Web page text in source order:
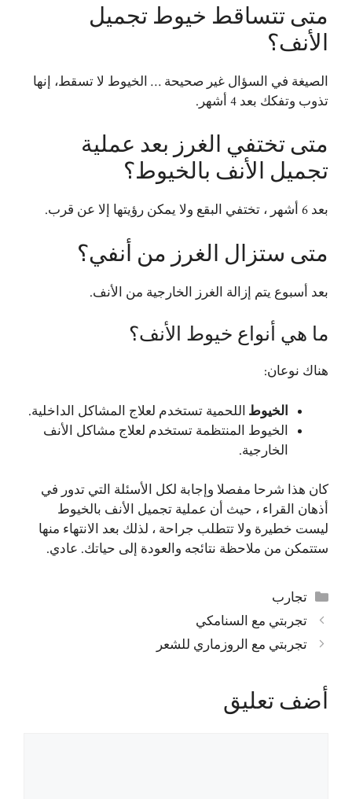
متى تتساقط خيوط تجميل
الأنف؟
الصيغة في السؤال غير صحيحة … الخيوط لا تسقط، إنها
تذوب وتفكك بعد 4 أشهر.
متى تختفي الغرز بعد عملية
تجميل الأنف بالخيوط؟
بعد 6 أشهر ، تختفي البقع ولا يمكن رؤيتها إلا عن قرب.
متى ستزال الغرز من أنفي؟
بعد أسبوع يتم إزالة الغرز الخارجية من الأنف.
ما هي أنواع خيوط الأنف؟
هناك نوعان:
الخيوط اللحمية تستخدم لعلاج المشاكل الداخلية.
الخيوط المنتظمة تستخدم لعلاج مشاكل الأنف
الخارجية.
كان هذا شرحا مفصلا وإجابة لكل الأسئلة التي تدور في
أذهان القراء ، حيث أن عملية تجميل الأنف بالخيوط
ليست خطيرة ولا تتطلب جراحة ، لذلك بعد الانتهاء منها
ستتمكن من ملاحظة نتائجه والعودة إلى حياتك. عادي.
التصنيفات
تجارب
تجربتي مع السنامكي
تجربتي مع الروزماري للشعر
أضف تعليق